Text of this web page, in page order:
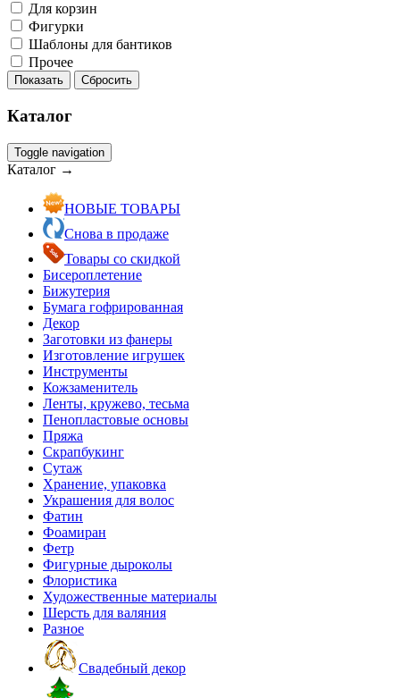
Для корзин
Фигурки
Шаблоны для бантиков
Прочее
Показать Сбросить
Каталог
Toggle navigation
Каталог →
НОВЫЕ ТОВАРЫ
Снова в продаже
Товары со скидкой
Бисероплетение
Бижутерия
Бумага гофрированная
Декор
Заготовки из фанеры
Изготовление игрушек
Инструменты
Кожзаменитель
Ленты, кружево, тесьма
Пенопластовые основы
Пряжа
Скрапбукинг
Сутаж
Хранение, упаковка
Украшения для волос
Фатин
Фоамиран
Фетр
Фигурные дыроколы
Флористика
Художественные материалы
Шерсть для валяния
Разное
Свадебный декор